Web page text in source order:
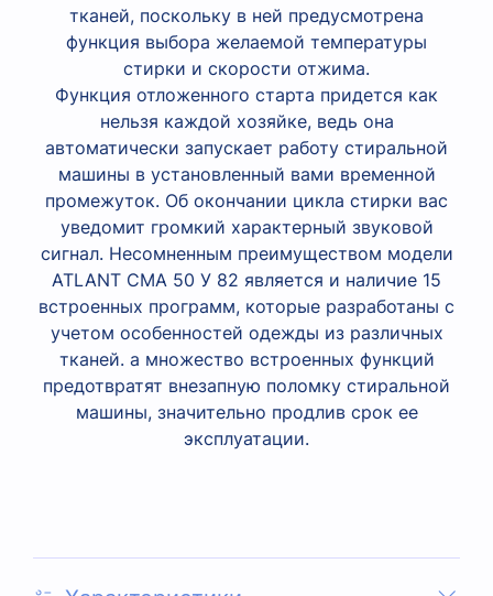
тканей, поскольку в ней предусмотрена
функция выбора желаемой температуры
стирки и скорости отжима.
Функция отложенного старта придется как
нельзя каждой хозяйке, ведь она
автоматически запускает работу стиральной
машины в установленный вами временной
промежуток. Об окончании цикла стирки вас
уведомит громкий характерный звуковой
сигнал. Несомненным преимуществом модели
ATLANT СМА 50 У 82 является и наличие 15
встроенных программ, которые разработаны с
учетом особенностей одежды из различных
тканей. а множество встроенных функций
предотвратят внезапную поломку стиральной
машины, значительно продлив срок ее
эксплуатации.